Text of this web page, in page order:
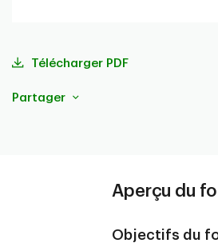
Télécharger PDF
Partager
Aperçu du
Objectifs du